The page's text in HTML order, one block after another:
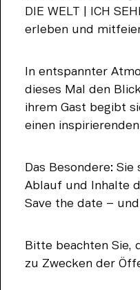
DIE WELT | ICH
erleben und
In entspannter
dieses Mal den
ihrem Gast begibt
einen
Das Besondere:
Ablauf und Inhalte
Save the date –
Bitte beachten Sie,
zu Zwecken der